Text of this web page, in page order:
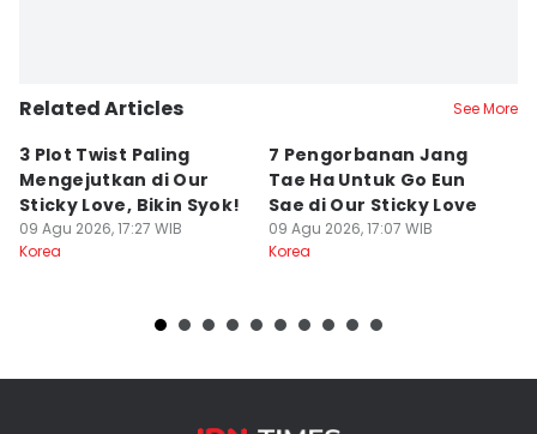
Related Articles See More
3 Plot Twist Paling
Mengejutkan di Our
Sticky Love, Bikin Syok!
09 Agu 2026, 17:27 WIB
Korea
7 Pengorbanan Jang
Tae Ha Untuk Go Eun
Sae di Our Sticky Love
09 Agu 2026, 17:07 WIB
Korea